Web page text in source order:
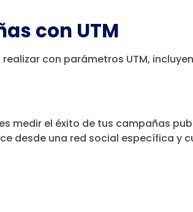
con UTM
con parámetros UTM,
medir el éxito de tus campañas
desde una red social específica y